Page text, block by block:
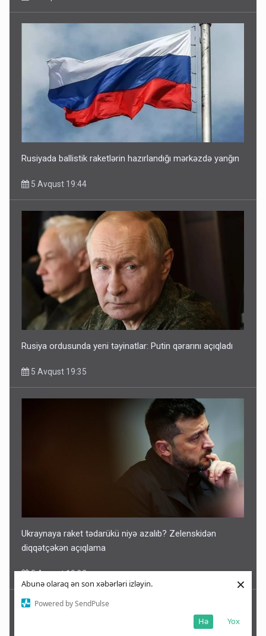
Abunə olaraq ən son xəbərləri izləyin.
Powered by SendPulse
Yox
Hə
×
Rusiyada ballistik raketlərin hazırlandığı mərkəzdə yanğın
5 Avqust 19:44
Rusiya ordusunda yeni təyinatlar: Putin qərarını açıqladı
5 Avqust 19:35
Ukraynaya raket tədarükü niyə azalıb? Zelenskidən
diqqətçəkən açıqlama
5 Avqust 19:32